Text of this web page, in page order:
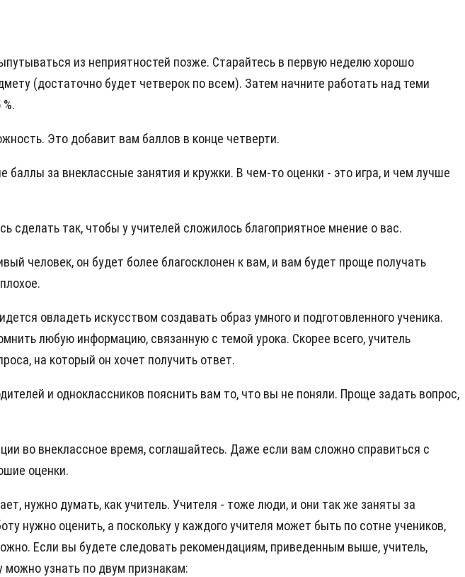
из неприятностей позже. Старайтесь в первую неделю хорошо
(достаточно будет четверок по всем). Затем начните работать над теми
Это добавит вам баллов в конце четверти.
баллы за внеклассные занятия и кружки. В чем-то оценки - это игра, и чем лучше
сделать так, чтобы у учителей сложилось благоприятное мнение о вас.
человек, он будет более благосклонен к вам, и вам будет проще получать
овладеть искусством создавать образ умного и подготовленного ученика.
любую информацию, связанную с темой урока. Скорее всего, учитель
на который он хочет получить ответ.
и одноклассников пояснить вам то, что вы не поняли. Проще задать вопрос,
во внеклассное время, соглашайтесь. Даже если вам сложно справиться с
оценки.
нужно думать, как учитель. Учителя - тоже люди, и они так же заняты за
нужно оценить, а поскольку у каждого учителя может быть по сотне учеников,
Если вы будете следовать рекомендациям, приведенным выше, учитель,
можно узнать по двум признакам: